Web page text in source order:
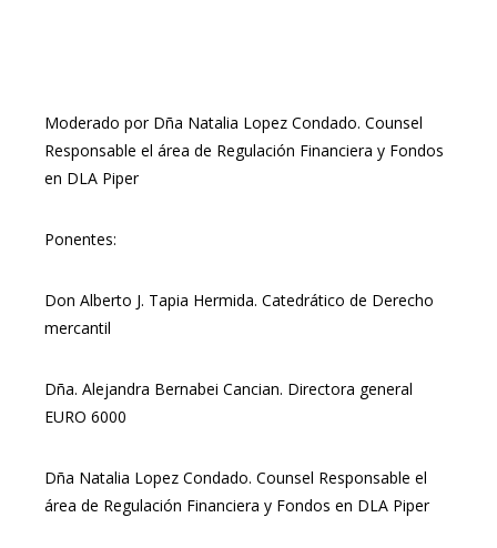
Moderado por Dña Natalia Lopez Condado. Counsel
Responsable el área de Regulación Financiera y Fondos
en DLA Piper
Ponentes:
Don Alberto J. Tapia Hermida. Catedrático de Derecho
mercantil
Dña. Alejandra Bernabei Cancian. Directora general
EURO 6000
Dña Natalia Lopez Condado. Counsel Responsable el
área de Regulación Financiera y Fondos en DLA Piper